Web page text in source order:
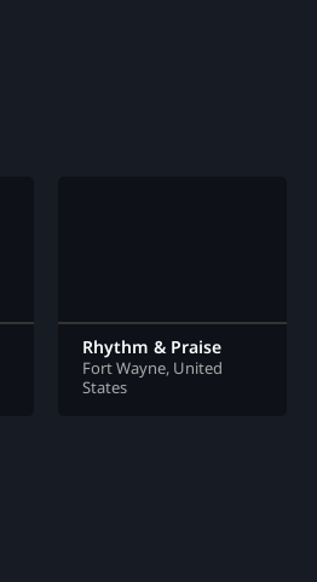
Rhythm & Praise
Fort Wayne, United
States